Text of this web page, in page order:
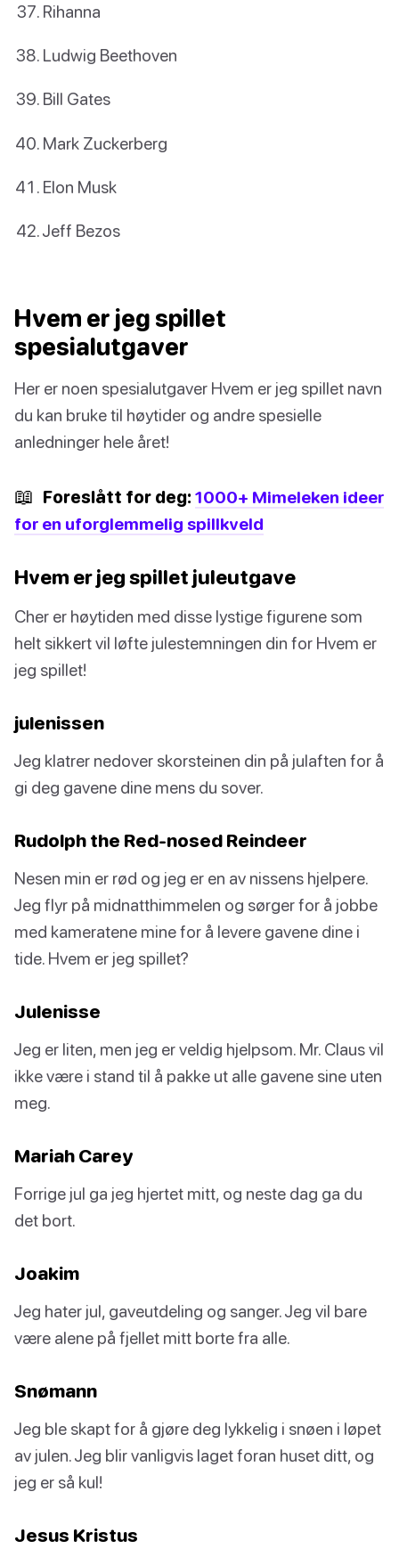
Rihanna
Ludwig Beethoven
Bill Gates
Mark Zuckerberg
Elon Musk
Jeff Bezos
Hvem er jeg spillet
spesialutgaver
Her er noen spesialutgaver Hvem er jeg spillet navn
du kan bruke til høytider og andre spesielle
anledninger hele året!
📖 Foreslått for deg: 1000+ Mimeleken ideer
for en uforglemmelig spillkveld
Hvem er jeg spillet juleutgave
Cher er høytiden med disse lystige figurene som
helt sikkert vil løfte julestemningen din for Hvem er
jeg spillet!
julenissen
Jeg klatrer nedover skorsteinen din på julaften for å
gi deg gavene dine mens du sover.
Rudolph the Red-nosed Reindeer
Nesen min er rød og jeg er en av nissens hjelpere.
Jeg flyr på midnatthimmelen og sørger for å jobbe
med kameratene mine for å levere gavene dine i
tide. Hvem er jeg spillet?
Julenisse
Jeg er liten, men jeg er veldig hjelpsom. Mr. Claus vil
ikke være i stand til å pakke ut alle gavene sine uten
meg.
Mariah Carey
Forrige jul ga jeg hjertet mitt, og neste dag ga du
det bort.
Joakim
Jeg hater jul, gaveutdeling og sanger. Jeg vil bare
være alene på fjellet mitt borte fra alle.
Snømann
Jeg ble skapt for å gjøre deg lykkelig i snøen i løpet
av julen. Jeg blir vanligvis laget foran huset ditt, og
jeg er så kul!
Jesus Kristus